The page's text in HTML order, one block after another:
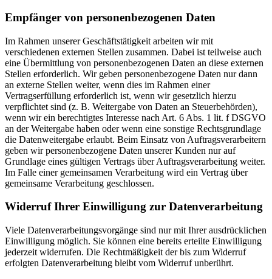
Empfänger von personenbezogenen Daten
Im Rahmen unserer Geschäftstätigkeit arbeiten wir mit
verschiedenen externen Stellen zusammen. Dabei ist teilweise auch
eine Übermittlung von personenbezogenen Daten an diese externen
Stellen erforderlich. Wir geben personenbezogene Daten nur dann
an externe Stellen weiter, wenn dies im Rahmen einer
Vertragserfüllung erforderlich ist, wenn wir gesetzlich hierzu
verpflichtet sind (z. B. Weitergabe von Daten an Steuerbehörden),
wenn wir ein berechtigtes Interesse nach Art. 6 Abs. 1 lit. f DSGVO
an der Weitergabe haben oder wenn eine sonstige Rechtsgrundlage
die Datenweitergabe erlaubt. Beim Einsatz von Auftragsverarbeitern
geben wir personenbezogene Daten unserer Kunden nur auf
Grundlage eines gültigen Vertrags über Auftragsverarbeitung weiter.
Im Falle einer gemeinsamen Verarbeitung wird ein Vertrag über
gemeinsame Verarbeitung geschlossen.
Widerruf Ihrer Einwilligung zur Datenverarbeitung
Viele Datenverarbeitungsvorgänge sind nur mit Ihrer ausdrücklichen
Einwilligung möglich. Sie können eine bereits erteilte Einwilligung
jederzeit widerrufen. Die Rechtmäßigkeit der bis zum Widerruf
erfolgten Datenverarbeitung bleibt vom Widerruf unberührt.